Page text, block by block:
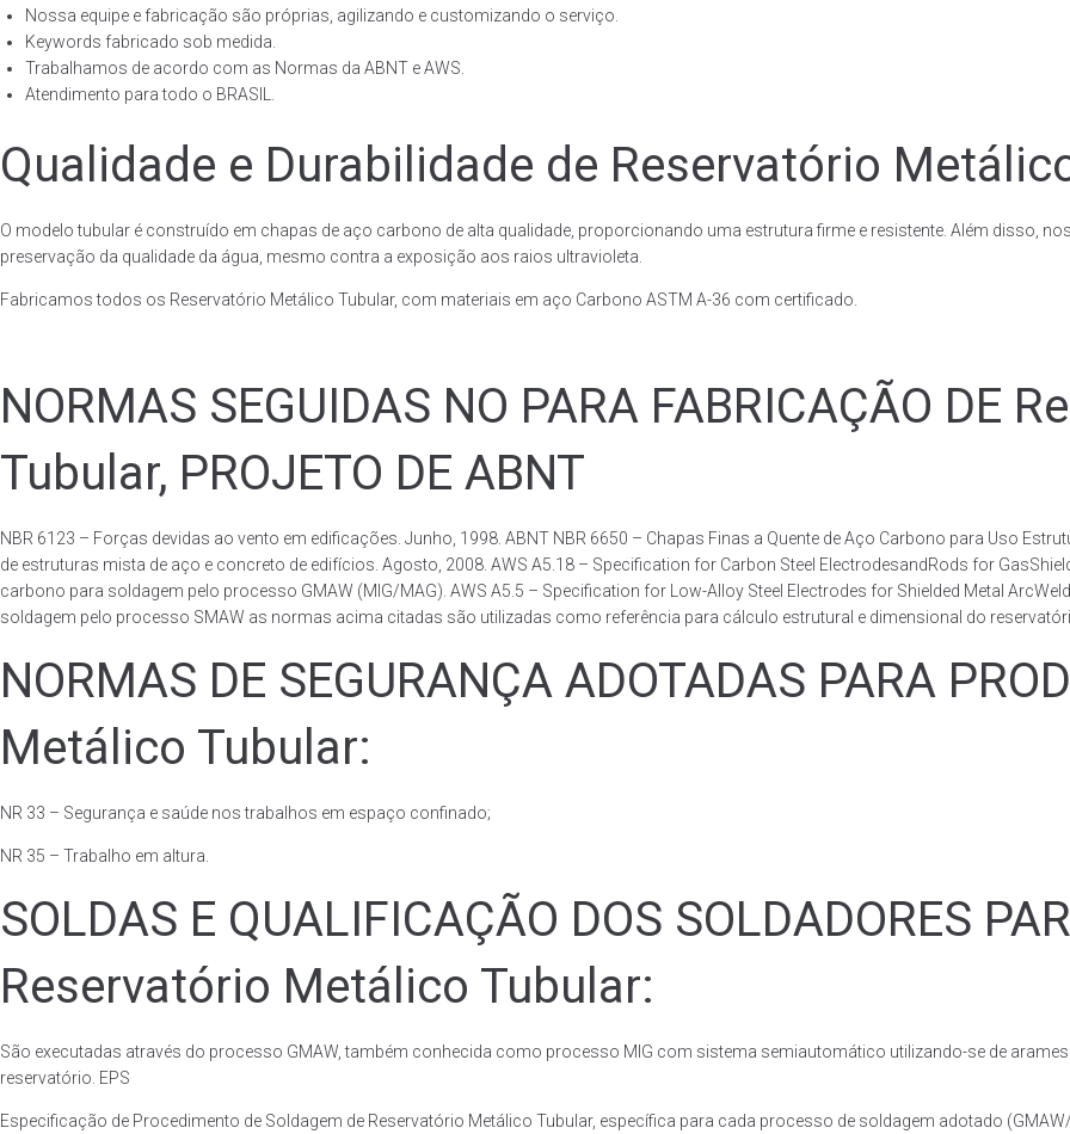
Nossa equipe e fabricação são próprias, agilizando e customizando o serviço.
Keywords fabricado sob medida.
Trabalhamos de acordo com as Normas da ABNT e AWS.
Atendimento para todo o BRASIL.
Qualidade e Durabilidade de Reservatório
O modelo tubular é construído em chapas de aço carbono de alta qualidade, proporcionando uma estrutura firme e resistente. Além disso,
preservação da qualidade da água, mesmo contra a exposição aos raios ultravioleta.
Fabricamos todos os Reservatório Metálico Tubular, com materiais em aço Carbono ASTM A-36 com certificado.
NORMAS SEGUIDAS NO PARA FABRICAÇÃO DE
Tubular, PROJETO DE ABNT
NBR 6123 – Forças devidas ao vento em edificações. Junho, 1998. ABNT NBR 6650 – Chapas Finas a Quente de Aço Carbono para Uso
de estruturas mista de aço e concreto de edifícios. Agosto, 2008. AWS A5.18 – Specification for Carbon Steel ElectrodesandRods for
carbono para soldagem pelo processo GMAW (MIG/MAG). AWS A5.5 – Specification for Low-Alloy Steel Electrodes for Shielded Metal
soldagem pelo processo SMAW as normas acima citadas são utilizadas como referência para cálculo estrutural e dimensional do
NORMAS DE SEGURANÇA ADOTADAS PARA
Metálico Tubular:
NR 33 – Segurança e saúde nos trabalhos em espaço confinado;
NR 35 – Trabalho em altura.
SOLDAS E QUALIFICAÇÃO DOS SOLDADORES
Reservatório Metálico Tubular:
São executadas através do processo GMAW, também conhecida como processo MIG com sistema semiautomático utilizando-se de
reservatório. EPS
Especificação de Procedimento de Soldagem de Reservatório Metálico Tubular, específica para cada processo de soldagem adotado